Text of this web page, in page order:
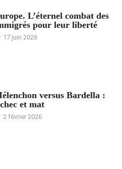
L’éternel combat des
pour leur liberté
17 juin 2026
versus Bardella :
et mat
2 février 2026